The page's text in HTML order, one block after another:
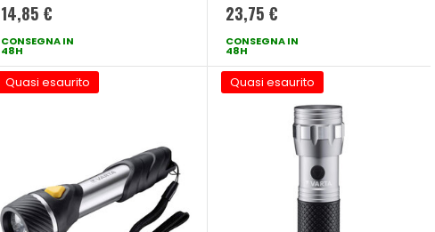
14,85 €
CONSEGNA IN
48H
23,75 €
CONSEGNA IN
48H
Quasi esaurito Quasi esaurito